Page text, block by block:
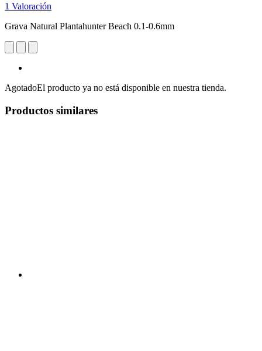
1 Valoración
Grava Natural Plantahunter Beach 0.1-0.6mm
AgotadoEl producto ya no está disponible en nuestra tienda.
Productos similares